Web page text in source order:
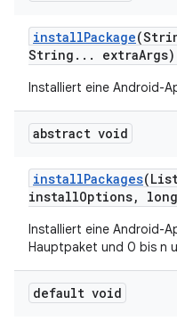
installPackage
String . . . extraArgs)
Installiert eine Android-
abstract void
installPackages
installOptions,
Installiert eine Android-
Hauptpaket und 0 bis n
default void